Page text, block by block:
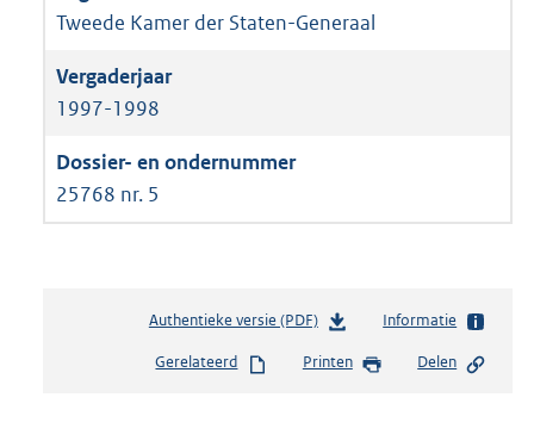
Tweede Kamer der Staten-Generaal
1997-1998
25768 nr. 5
Authentieke versie (PDF)b
s
Informatie
Gerelateerd Printen Delen